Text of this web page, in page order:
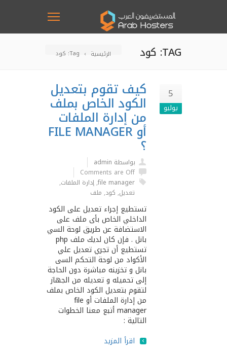
الرئيسية Tag: كود TAG: كود
5
يوليو
كيف تقوم بتعديل
الكود الخاص بملف
من إدارة الملفات
أو FILE MANAGER
؟
بواسطة admin
Comments are Off
file manager
,إدارة الملفات,
تعديل, كود, ملف
تستطيع إجراء تعديل على الكود
الداخلي الخاص بأى ملف على
الاستضافة عن طريق لوحة السي
بانل . فإن كان لديك ملف php
تستطيع أن تجري تعديل علي
الأكواد من لوحة التحكم السى
بانل و تخزينه مباشرة دون الحاجة
إلى تحميله و تعديله من الجهاز
لتقوم بتعديل الكود الخاص بملف
من إدارة الملفات أو file
manager أتبع معنا الخطوات
التالية :
اقرأ المزيد